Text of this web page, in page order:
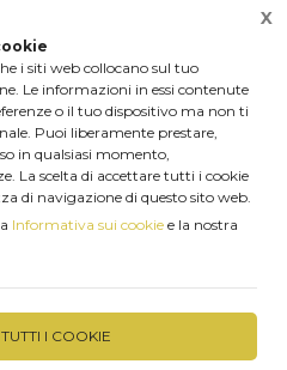
i siti web collocano sul tuo
Le informazioni in essi contenute
o il tuo dispositivo ma non ti
Puoi liberamente prestare,
in qualsiasi momento,
La scelta di accettare tutti i cookie
di navigazione di questo sito web.
Informativa sui cookie e la nostra
I COOKIE
X
Wierer in cemento e laterizio
e laterizio